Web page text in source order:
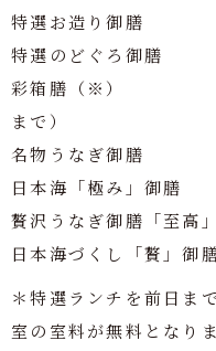
特選お造り御膳
特選のどぐろ御
彩箱膳（※）
まで）
名物うなぎ御膳
日本海「極み」御
贅沢うなぎ御膳「至
日本海づくし「贅」
＊特選ランチを前日ま
室の室料が無料となりま